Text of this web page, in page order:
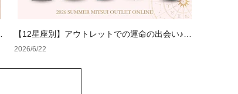
【12星座別】アウトレットでの運命の出会い♪夏
のラッキーカラーバッグ＆小物
2026/6/22